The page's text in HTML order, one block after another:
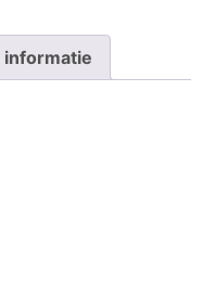
informatie